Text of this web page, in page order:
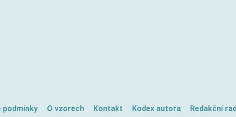
podmínky O vzorech Kontakt Kodex autora Redakční